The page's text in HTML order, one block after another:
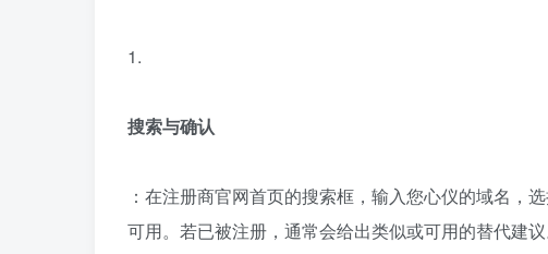
1.
搜索与确认
：在注册商官网首页的搜索框，输入您心仪的域名，
可用。若已被注册，通常会给出类似或可用的替代建议